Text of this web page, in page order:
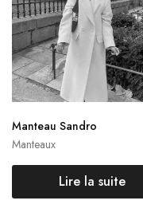
Manteaux
Manteau Sandro
Lire la suite